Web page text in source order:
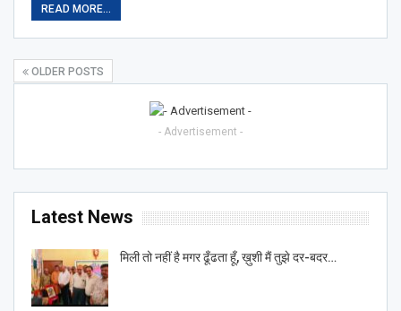
READ MORE...
OLDER POSTS
- Advertisement -
Latest News
मिली तो नहीं है मगर ढूँढता हूँ, ख़ुशी मैं तुझे दर-बदर…